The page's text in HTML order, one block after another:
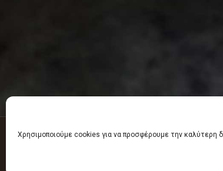
Χρησιμοποιούμε cookies για να προσφέρουμε την καλύτερη
Πυροσβεστικά είδη -